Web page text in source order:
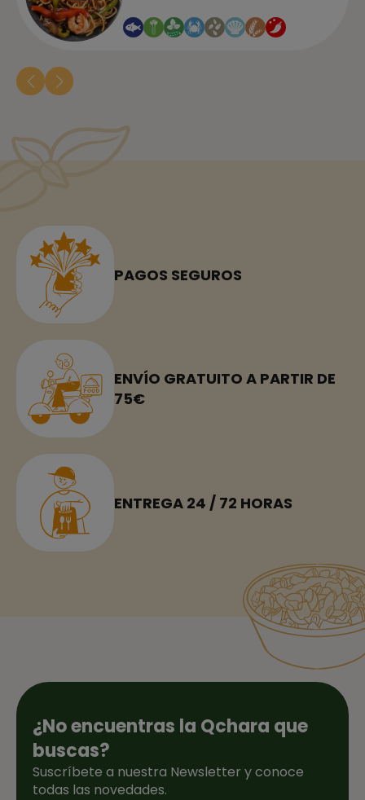
PAGOS SEGUROS
ENVÍO GRATUITO A PARTIR DE
75€
ENTREGA 24 / 72 HORAS
¿No encuentras la Qchara que
buscas?
Suscríbete a nuestra Newsletter y conoce
todas las novedades.